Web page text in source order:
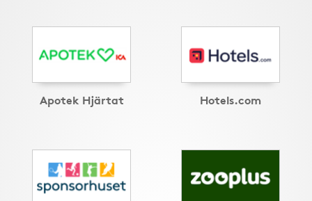
Apotek Hjärtat Hotels.com